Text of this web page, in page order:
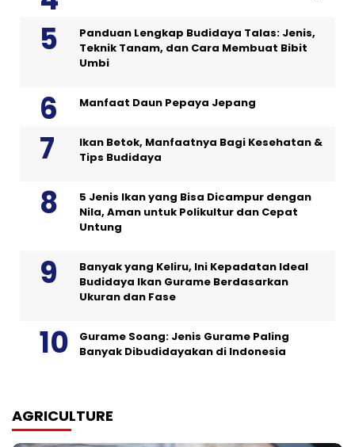
Panduan Lengkap Budidaya Talas: Jenis,
Teknik Tanam, dan Cara Membuat Bibit
Umbi
Manfaat Daun Pepaya Jepang
Ikan Betok, Manfaatnya Bagi Kesehatan &
Tips Budidaya
5 Jenis Ikan yang Bisa Dicampur dengan
Nila, Aman untuk Polikultur dan Cepat
Untung
Banyak yang Keliru, Ini Kepadatan Ideal
Budidaya Ikan Gurame Berdasarkan
Ukuran dan Fase
Gurame Soang: Jenis Gurame Paling
Banyak Dibudidayakan di Indonesia
AGRICULTURE